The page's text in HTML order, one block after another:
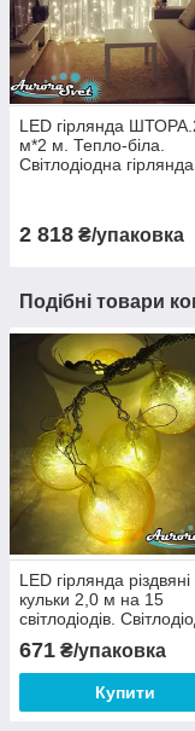
LED гірлянда
м*2 м. Тепло-біла.
Світлодіодна гірлянда.
2 818 ₴/упаковка
Подібні товари
LED гірлянда різдвяні
кульки 2,0 м на 15
світлодіодів.
гірлянда. Виробництво
Франція.
671 ₴/упаковка
Купити